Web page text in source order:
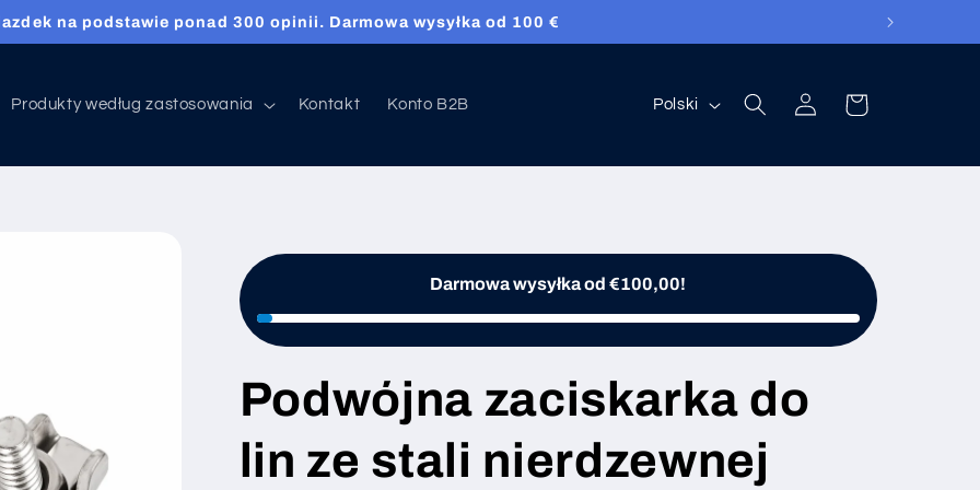
na podstawie ponad 300 opinii. Darmowa wysyłka od 100 €
Produkty według zastosowania Kontakt Konto B2B Język
Polski
Zaloguj
się
Koszyk
Darmowa wysyłka od €100,00!
Podwójna zaciskarka do
lin ze stali nierdzewnej